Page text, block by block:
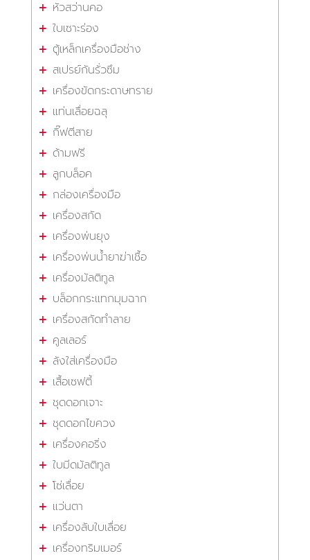
หัวสว่านคอ
ใบเซาะร่อง
ตู้เหล็กเครื่องมือช่าง
สเปรย์กันรั่วซึม
เครื่องขัดกระดาษทราย
แท่นเลื่อยฉลุ
กิ๊ฟตีสาย
ด้ามฟรี
ลูกบล็อค
กล่องเครื่องมือ
เครื่องสกัด
เครื่องพ่นยุง
เครื่องพ่นน้ำยาฆ่าเชื้อ
เครื่องมัลติทูล
บล็อกกระแทกมุมฉาก
เครื่องสกัดทำลาย
คูลเลอร์
ลังใส่เครื่องมือ
เสื้อเซฟตี้
ชุดดอกเจาะ
ชุดดอกไขควง
เครื่องคอริ่ง
ใบมีดมัลติทูล
โซ่เลื่อย
แว่นตา
เครื่องลับใบเลื่อย
เครื่องทริมเมอร์